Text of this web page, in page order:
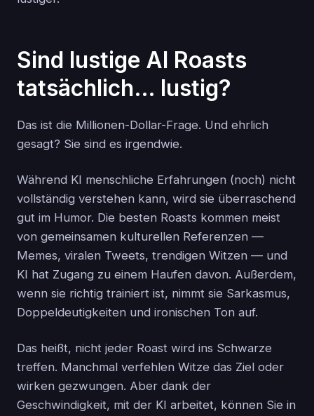
Sind lustige AI Roasts
tatsächlich… lustig?
Das ist die Millionen-Dollar-Frage. Und ehrlich
gesagt? Sie sind es irgendwie.
Während KI menschliche Erfahrungen (noch) nicht
vollständig verstehen kann, wird sie überraschend
gut im Humor. Die besten Roasts kommen meist
von gemeinsamen kulturellen Referenzen —
Memes, viralen Tweets, trendigen Witzen — und
KI hat Zugang zu einem Haufen davon. Außerdem,
wenn sie richtig trainiert ist, nimmt sie Sarkasmus,
Doppeldeutigkeiten und ironischen Ton auf.
Das heißt, nicht jeder Roast wird ins Schwarze
treffen. Manchmal verfehlen Witze das Ziel oder
wirken gezwungen. Aber dank der
Geschwindigkeit, mit der KI arbeitet, können Sie in